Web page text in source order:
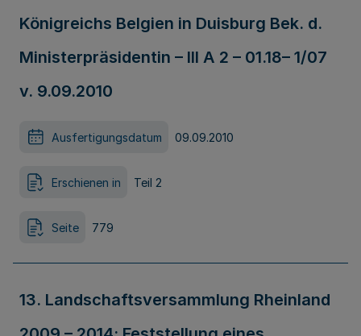
Königreichs Belgien in Duisburg Bek. d.
Ministerpräsidentin – III A 2 – 01.18– 1/07
v. 9.09.2010
Ausfertigungsdatum 09.09.2010
Erschienen in Teil 2
Seite 779
13. Landschaftsversammlung Rheinland